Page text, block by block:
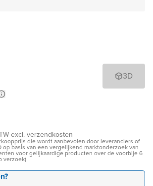
3D
excl. verzendkosten
die wordt aanbevolen door leveranciers of
op basis van een vergelijkend marktonderzoek van
voor gelijkaardige producten over de voorbije 6
verzoek)